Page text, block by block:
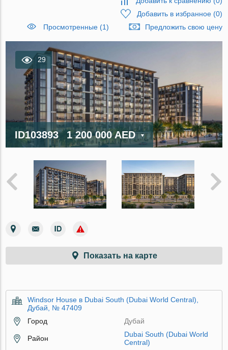
Добавить в избранное(0)
Просмотренные (1)
Предложить свою цену
29
ID103893 1 200 000 AED
Показать на карте
Windsor House в Dubai South (Dubai World Central),
Дубай, № 47409
Город
Дубай
Район
Dubai South (Dubai World
Central)